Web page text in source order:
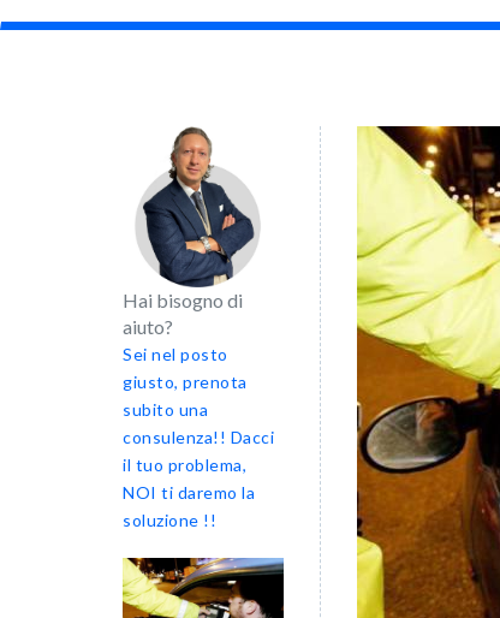
Hai bisogno di
aiuto?
Sei nel posto
giusto, prenota
subito una
consulenza!! Dacci
il tuo problema,
NOI ti daremo la
soluzione !!